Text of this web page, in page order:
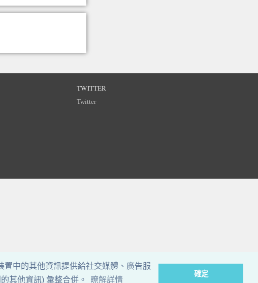
中的其他資訊提供給社交媒體、廣告服
其他資訊) 彙整合併。
瞭解詳情
確定
TWITTER
Twitter